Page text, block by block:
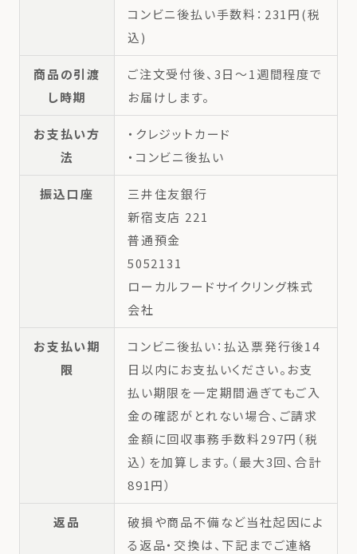
コンビニ後払い手数料：231円(税
込)
商品の引渡
し時期
ご注文受付後、3日～1週間程度で
お届けします。
お支払い方
法
・クレジットカード
・コンビニ後払い
振込口座
三井住友銀行
新宿支店 221
普通預金
5052131
ローカルフードサイクリング株式
会社
お支払い期
限
コンビニ後払い：払込票発行後14
日以内にお支払いください。お支
払い期限を一定期間過ぎてもご入
金の確認がとれない場合、ご請求
金額に回収事務手数料297円（税
込）を加算します。（最大3回、合計
891円）
返品
破損や商品不備など当社起因によ
る返品・交換は、下記までご連絡